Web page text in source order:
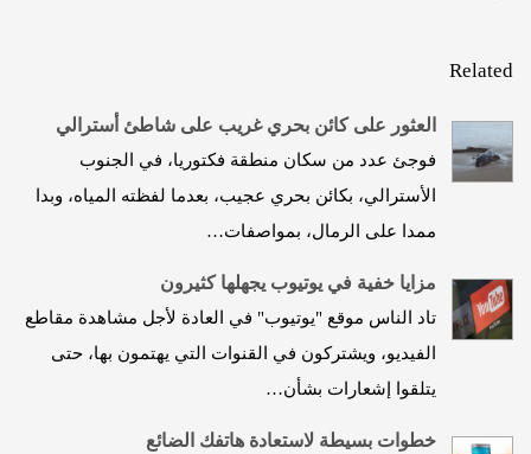
Related
العثور على كائن بحري غريب على شاطئ أسترالي
فوجئ عدد من سكان منطقة فكتوريا، في الجنوب
الأسترالي، بكائن بحري عجيب، بعدما لفظته المياه، وبدا
ممدا على الرمال، بمواصفات…
مزايا خفية في يوتيوب يجهلها كثيرون
تاد الناس موقع "يوتيوب" في العادة لأجل مشاهدة مقاطع
الفيديو، ويشتركون في القنوات التي يهتمون بها، حتى
يتلقوا إشعارات بشأن…
خطوات بسيطة لاستعادة هاتفك الضائع